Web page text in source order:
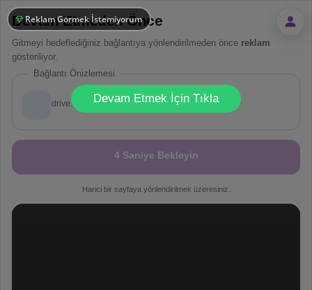
Devam Etmeden Önce
Gitmeyi hedeflediğiniz bağlantıya yönlendirilmeden önce reklam
gösteriliyor.
Bağlantı Önizlemesi
drive.google.com Dosya
4 Saniye Bekleyin
Harici bir sayfaya yönlendirilmek üzeresiniz.
! Not valid!
Devam Etmek İçin Tıkla
Reklam Görmek İstemiyorum